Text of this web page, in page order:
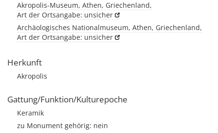
Akropolis-Museum, Athen, Griechenland,
Art der Ortsangabe: unsicher
Archäologisches Nationalmuseum, Athen, Griechenland,
Art der Ortsangabe: unsicher
Herkunft
Akropolis
Gattung/Funktion/Kulturepoche
Keramik
zu Monument gehörig: nein